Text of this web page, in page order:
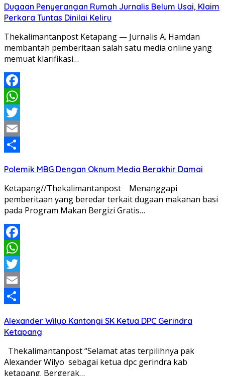
Dugaan Penyerangan Rumah Jurnalis Belum Usai, Klaim
Perkara Tuntas Dinilai Keliru
Thekalimantanpost Ketapang — Jurnalis A. Hamdan
membantah pemberitaan salah satu media online yang
memuat klarifikasi…
Facebook
WhatsApp
Twitter
Email
Polemik MBG Dengan Oknum Media Berakhir Damai
Ketapang//Thekalimantanpost Menanggapi
pemberitaan yang beredar terkait dugaan makanan basi
pada Program Makan Bergizi Gratis…
Facebook
WhatsApp
Twitter
Email
Alexander Wilyo Kantongi SK Ketua DPC Gerindra
Ketapang
Thekalimantanpost “Selamat atas terpilihnya pak
Alexander Wilyo sebagai ketua dpc gerindra kab
ketapang. Bergerak…